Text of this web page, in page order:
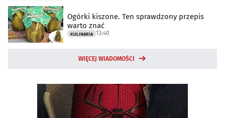
Ogórki kiszone. Ten sprawdzony przepis
warto znać
KULINARIA 13:40
WIĘCEJ WIADOMOŚCI